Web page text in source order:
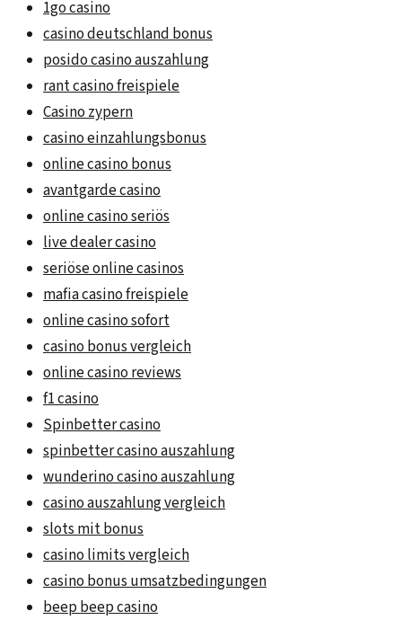
1go casino
casino deutschland bonus
posido casino auszahlung
rant casino freispiele
Casino zypern
casino einzahlungsbonus
online casino bonus
avantgarde casino
online casino seriös
live dealer casino
seriöse online casinos
mafia casino freispiele
online casino sofort
casino bonus vergleich
online casino reviews
f1 casino
Spinbetter casino
spinbetter casino auszahlung
wunderino casino auszahlung
casino auszahlung vergleich
slots mit bonus
casino limits vergleich
casino bonus umsatzbedingungen
beep beep casino